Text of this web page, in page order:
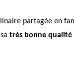
partagée en
très bonne qualité